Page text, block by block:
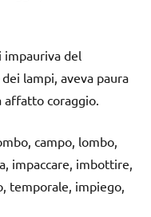
impauriva del
lampi, aveva paura
affatto coraggio.
campo, lombo,
impaccare, imbottire,
temporale, impiego,